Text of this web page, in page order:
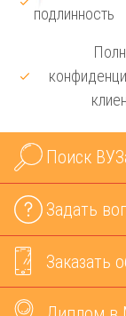
подлинность
Поиск
Задать
Заказать